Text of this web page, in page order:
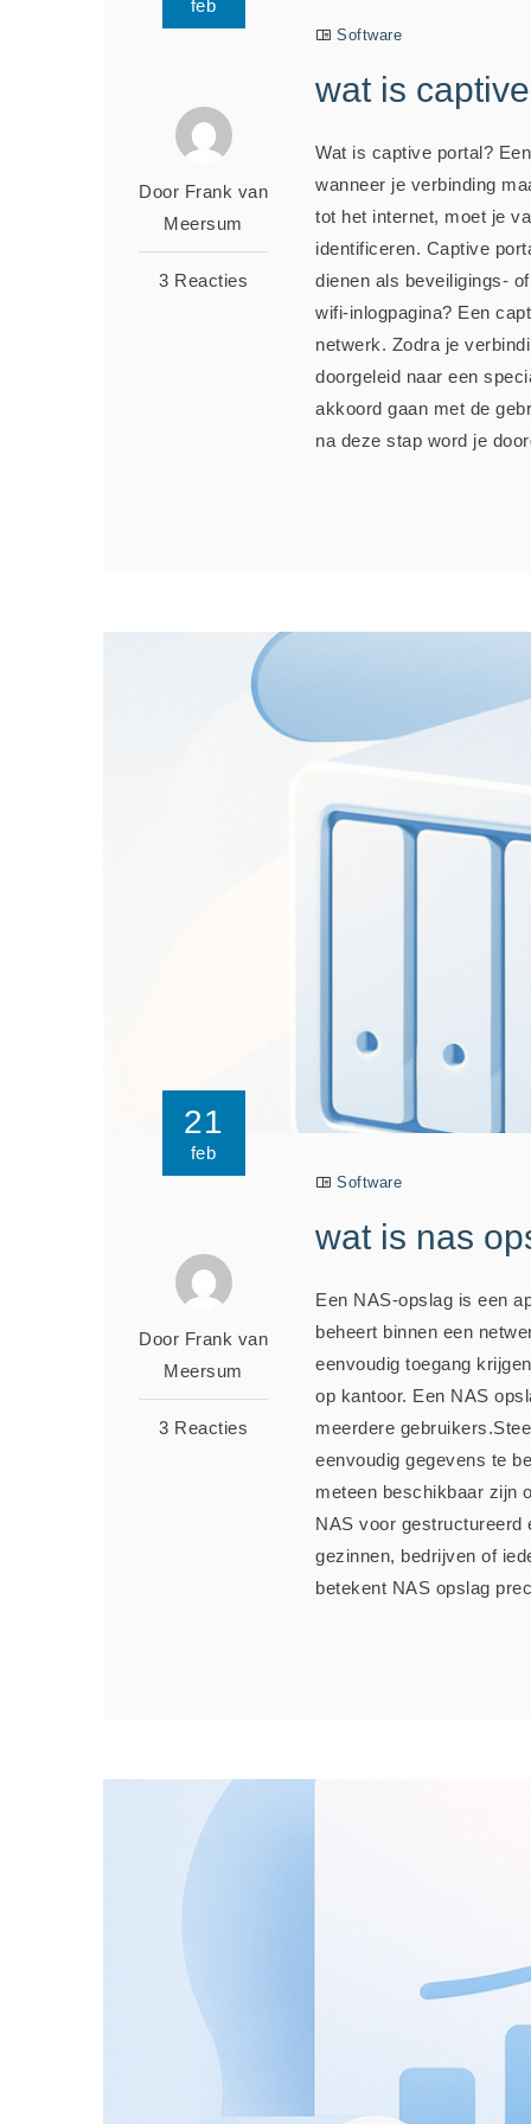
feb
Door Frank van
Meersum
3 Reacties
Software
wat is
Wat is captive portal?
wanneer je verbinding
tot het internet, moet je
identificeren. Captive
dienen als beveiligings-
wifi-inlogpagina? Een
netwerk. Zodra je
doorgeleid naar een
akkoord gaan met de
na deze stap word je
21
feb
Door Frank van
Meersum
3 Reacties
Software
wat is nas
Een NAS-opslag is een
beheert binnen een
eenvoudig toegang
op kantoor. Een NAS
meerdere
eenvoudig gegevens te
meteen beschikbaar zijn
NAS voor gestructureerd
gezinnen, bedrijven of
betekent NAS opslag